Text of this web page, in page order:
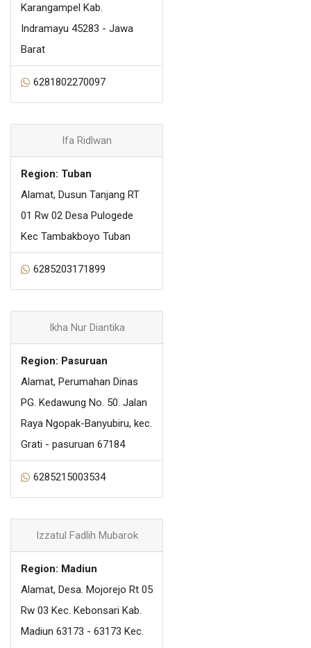
Karangampel Kab.
Indramayu 45283 - Jawa
Barat
6281802270097
Ifa Ridlwan
Region: Tuban
Alamat, Dusun Tanjang RT
01 Rw 02 Desa Pulogede
Kec Tambakboyo Tuban
6285203171899
Ikha Nur Diantika
Region: Pasuruan
Alamat, Perumahan Dinas
PG. Kedawung No. 50. Jalan
Raya Ngopak-Banyubiru, kec.
Grati - pasuruan 67184
6285215003534
Izzatul Fadlih Mubarok
Region: Madiun
Alamat, Desa. Mojorejo Rt 05
Rw 03 Kec. Kebonsari Kab.
Madiun 63173 - 63173 Kec.